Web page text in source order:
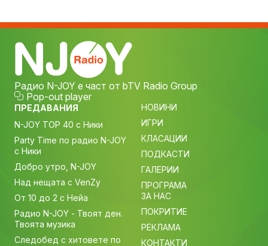
Радио N-JOY е част от bTV Radio Group
Pop-out player
ПРЕДАВАНИЯ
N-JOY TOP 40 с Ники
Party Time по радио N-JOY
с Ники
Добро утро, N-JOY
Над нещата с VenZy
От 10 до 2 с Нейа
Радио N-JOY - Твоят ден.
Твоята музика
Следобед с хитовете по
НОВИНИ
ИГРИ
КЛАСАЦИИ
ПОДКАСТИ
ГАЛЕРИИ
ПРОГРАМА
ЗА НАС
ПОКРИТИЕ
РЕКЛАМА
КОНТАКТИ